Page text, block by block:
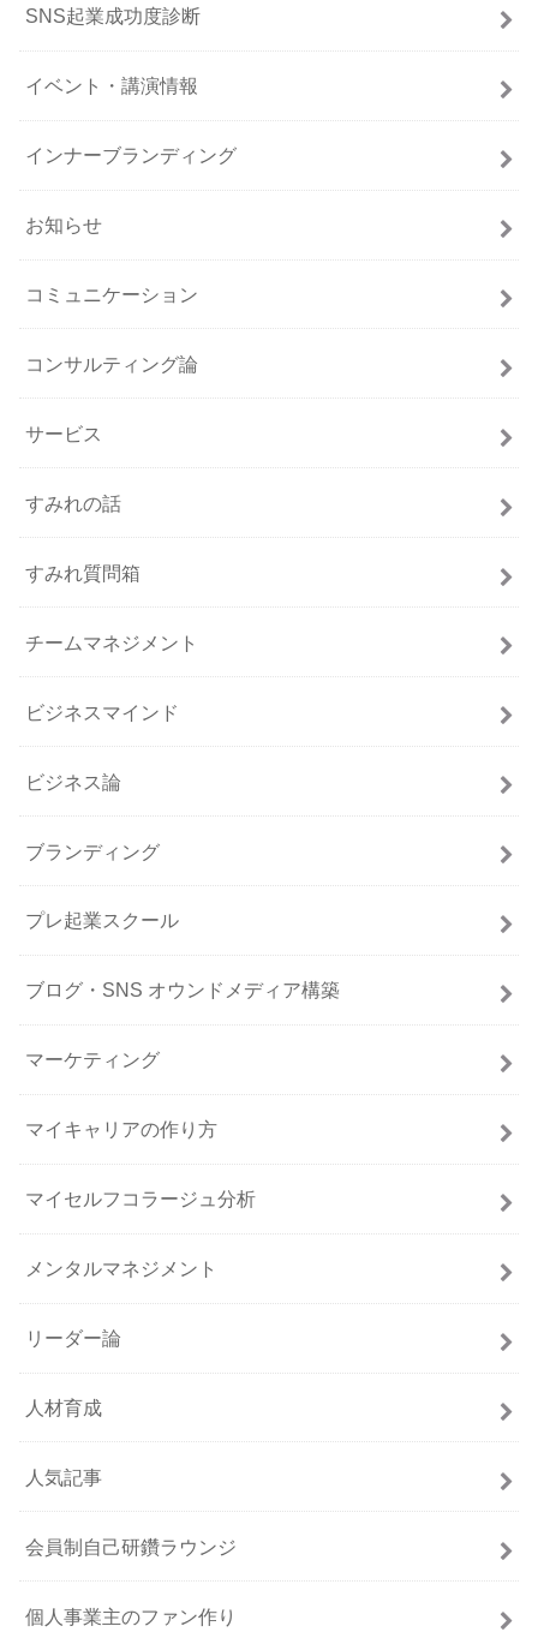
SNS起業成功度診断
イベント・講演情報
インナーブランディング
お知らせ
コミュニケーション
コンサルティング論
サービス
すみれの話
すみれ質問箱
チームマネジメント
ビジネスマインド
ビジネス論
ブランディング
プレ起業スクール
ブログ・SNS オウンドメディア構築
マーケティング
マイキャリアの作り方
マイセルフコラージュ分析
メンタルマネジメント
リーダー論
人材育成
人気記事
会員制自己研鑽ラウンジ
個人事業主のファン作り